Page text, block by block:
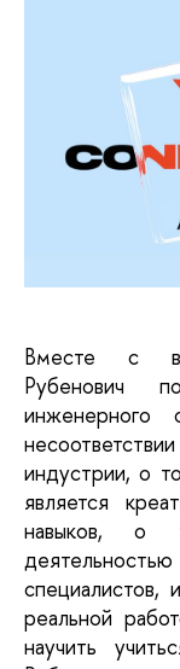
Вместе с
Рубенович
инженерного
индустрии, о
является
навыков, о
реальной
научить